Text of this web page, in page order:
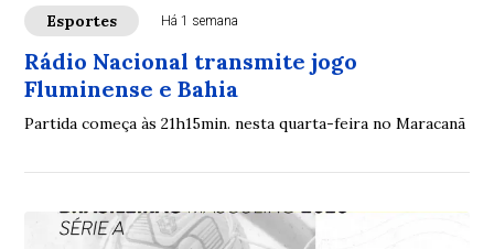
Esportes Há 1 semana
Rádio Nacional transmite jogo
Fluminense e Bahia
Partida começa às 21h15min. nesta quarta-feira no Maracanã